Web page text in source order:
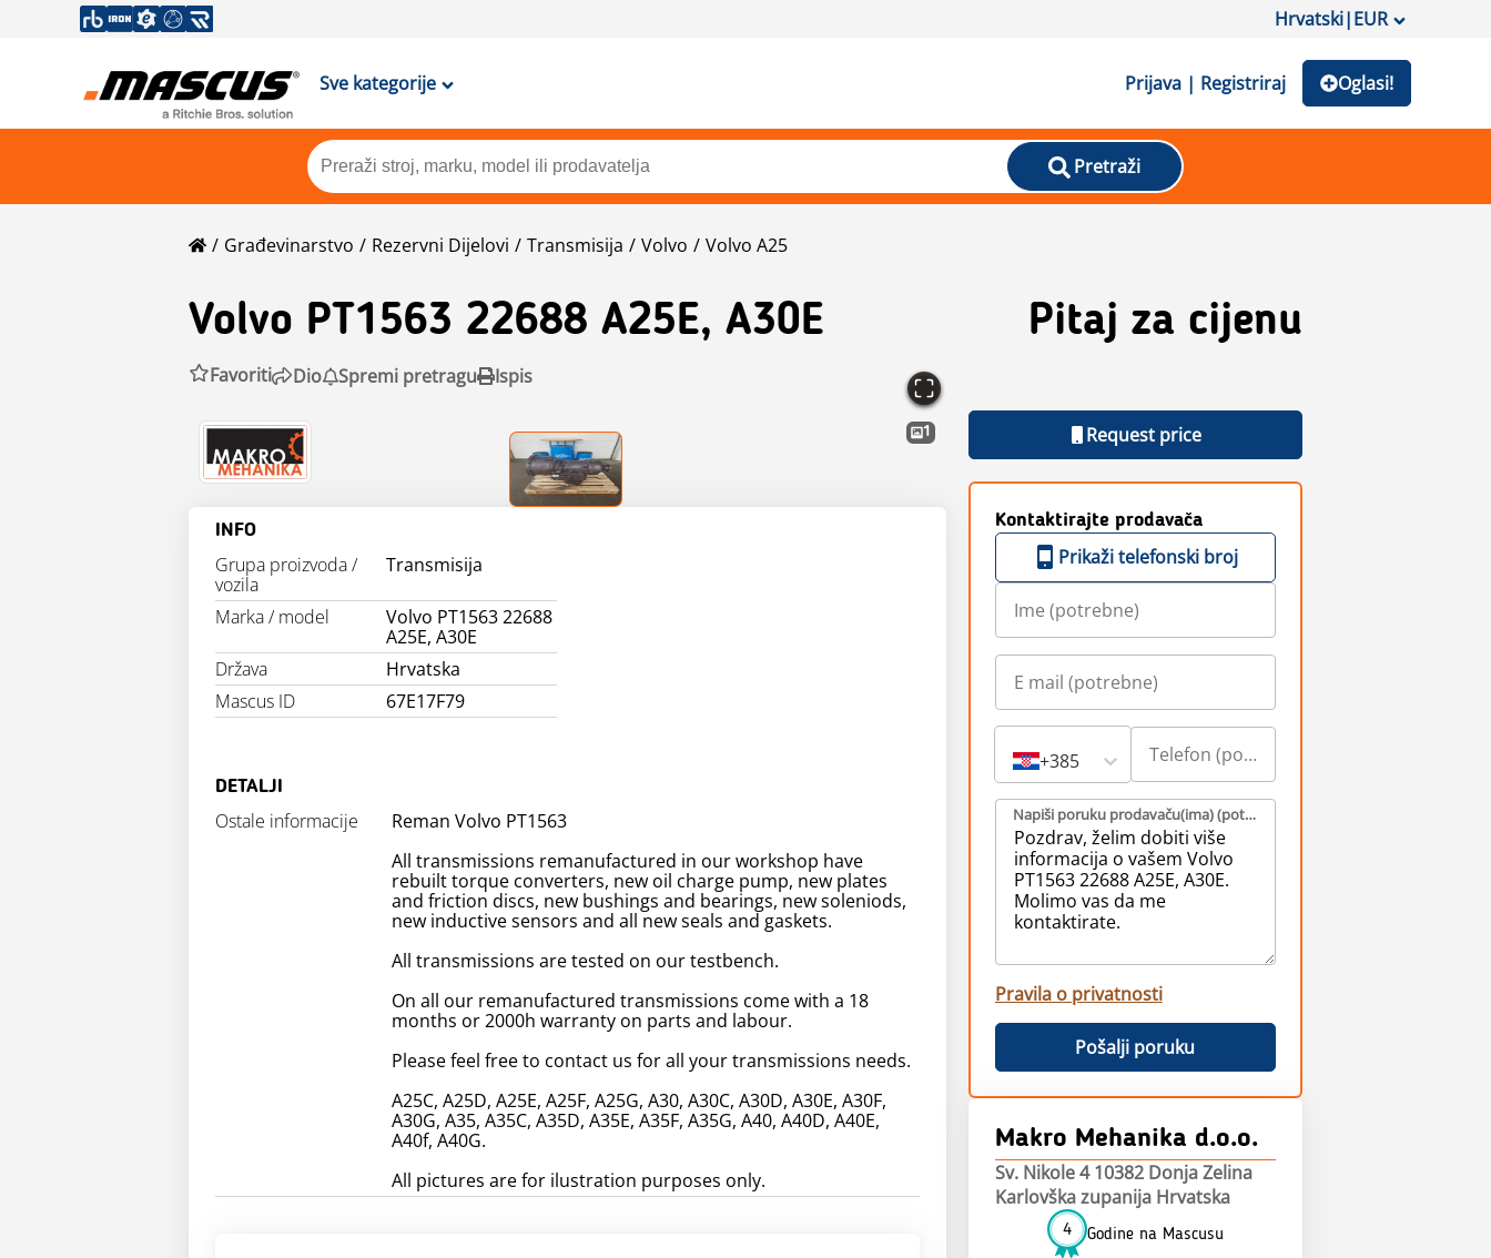
Hrvatski|EUR
Sve kategorije Prijava | Registriraj Oglasi!
Pretraži
Građevinarstvo Rezervni Dijelovi Transmisija Volvo Volvo A25
Volvo PT1563 22688 A25E, A30E Pitaj za cijenu
Favoriti Dio Spremi pretragu Ispis
1
INFO
Grupa proizvoda /
vozila
Transmisija
Marka / model
Volvo PT1563 22688
A25E, A30E
Država
Hrvatska
Mascus ID
67E17F79
DETALJI
Ostale informacije
Reman Volvo PT1563
All transmissions remanufactured in our workshop have
rebuilt torque converters, new oil charge pump, new plates
and friction discs, new bushings and bearings, new soleniods,
new inductive sensors and all new seals and gaskets.
All transmissions are tested on our testbench.
On all our remanufactured transmissions come with a 18
months or 2000h warranty on parts and labour.
Please feel free to contact us for all your transmissions needs.
A25C, A25D, A25E, A25F, A25G, A30, A30C, A30D, A30E, A30F,
A30G, A35, A35C, A35D, A35E, A35F, A35G, A40, A40D, A40E,
A40f, A40G.
All pictures are for ilustration purposes only.
Request price
Kontaktirajte prodavača
Prikaži telefonski broj
+385
Napiši poruku prodavaču(ima) (potrebne)
Pravila o privatnosti
Pošalji poruku
Makro Mehanika d.o.o.
Sv. Nikole 4 10382 Donja Zelina
Karlovška zupanija Hrvatska
4 Godine na Mascusu